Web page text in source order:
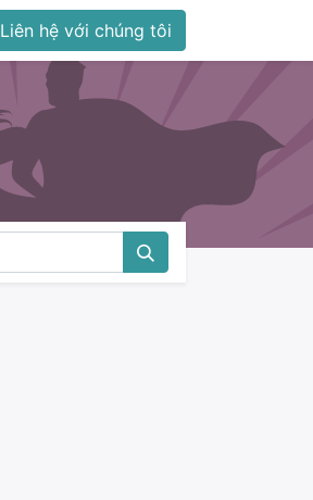
Liên hệ với chúng tôi